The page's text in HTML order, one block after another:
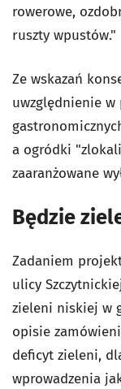
rowerowe,
ruszty wpustów."
Ze wskazań
uwzględnienie
a ogródki
zaaranżowane
Będzie
Zadaniem
ulicy
zieleni niskiej w
opisie
deficyt zieleni,
wprowadzenia